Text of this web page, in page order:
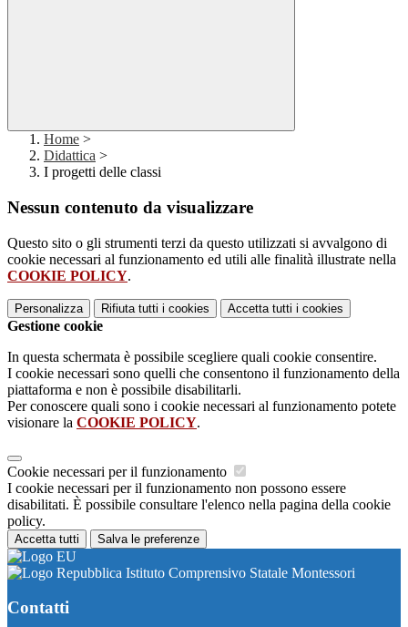
Home >
Didattica >
I progetti delle classi
Nessun contenuto da visualizzare
Questo sito o gli strumenti terzi da questo utilizzati si avvalgono di
cookie necessari al funzionamento ed utili alle finalità illustrate nella
COOKIE POLICY.
Personalizza Rifiuta tutti i cookies Accetta tutti i cookies
Gestione cookie
In questa schermata è possibile scegliere quali cookie consentire.
I cookie necessari sono quelli che consentono il funzionamento della
piattaforma e non è possibile disabilitarli.
Per conoscere quali sono i cookie necessari al funzionamento potete
visionare la COOKIE POLICY.
Cookie necessari per il funzionamento
I cookie necessari per il funzionamento non possono essere
disabilitati. È possibile consultare l'elenco nella pagina della cookie
policy.
Accetta tutti Salva le preferenze
Istituto Comprensivo Statale Montessori
Contatti